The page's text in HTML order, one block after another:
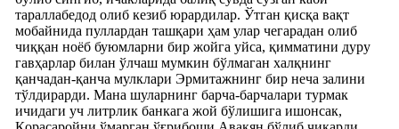
тараллабедод олиб кезиб юрардилар. Ўтган қисқа вақт
мобайнида пуллардан ташқари ҳам улар чегарадан олиб
чиққан ноёб буюмларни бир жойга уйса, қимматини дуру
гавҳарлар билан ўлчаш мумкин бўлмаган халқнинг
қанчадан-қанча мулклари Эрмитажнинг бир неча залини
тўлдирарди. Мана шуларнинг барча-барчалари турмак
ичидаги уч литрлик банкага жой бўлишига ишонсак,